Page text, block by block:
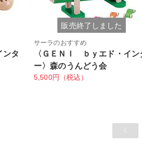
ンタ
販売終了しました
サーラのおすすめ
〈ＧＥＮＩ ｂｙエド・イン
ー〉森のうんどう会
5,500円（税込）